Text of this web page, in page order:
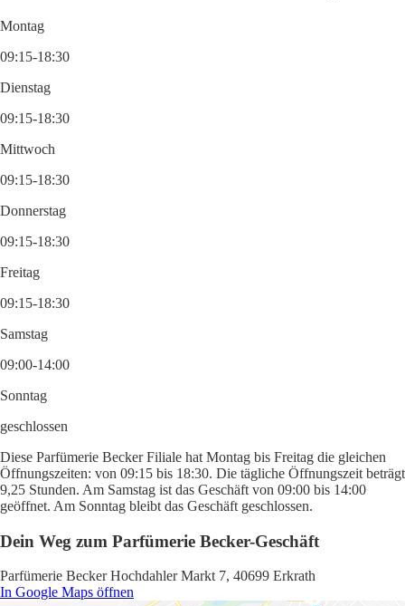
Montag
09:15-18:30
Dienstag
09:15-18:30
Mittwoch
09:15-18:30
Donnerstag
09:15-18:30
Freitag
09:15-18:30
Samstag
09:00-14:00
Sonntag
geschlossen
Diese Parfümerie Becker Filiale hat Montag bis Freitag die gleichen
Öffnungszeiten: von 09:15 bis 18:30. Die tägliche Öffnungszeit beträgt
9,25 Stunden. Am Samstag ist das Geschäft von 09:00 bis 14:00
geöffnet. Am Sonntag bleibt das Geschäft geschlossen.
Dein Weg zum Parfümerie Becker-Geschäft
Parfümerie Becker Hochdahler Markt 7, 40699 Erkrath
In Google Maps öffnen